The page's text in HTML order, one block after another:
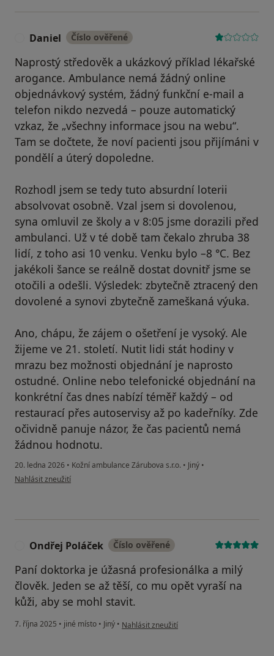
Daniel Číslo ověřené
Naprostý středověk a ukázkový příklad lékařské
arogance. Ambulance nemá žádný online
objednávkový systém, žádný funkční e-mail a
telefon nikdo nezvedá – pouze automatický
vzkaz, že „všechny informace jsou na webu“.
Tam se dočtete, že noví pacienti jsou přijímáni v
pondělí a úterý dopoledne.
Rozhodl jsem se tedy tuto absurdní loterii
absolvovat osobně. Vzal jsem si dovolenou,
syna omluvil ze školy a v 8:05 jsme dorazili před
ambulanci. Už v té době tam čekalo zhruba 38
lidí, z toho asi 10 venku. Venku bylo –8 °C. Bez
jakékoli šance se reálně dostat dovnitř jsme se
otočili a odešli. Výsledek: zbytečně ztracený den
dovolené a synovi zbytečně zameškaná výuka.
Ano, chápu, že zájem o ošetření je vysoký. Ale
žijeme ve 21. století. Nutit lidi stát hodiny v
mrazu bez možnosti objednání je naprosto
ostudné. Online nebo telefonické objednání na
konkrétní čas dnes nabízí téměř každý – od
restaurací přes autoservisy až po kadeřníky. Zde
očividně panuje názor, že čas pacientů nemá
žádnou hodnotu.
20. ledna 2026 • Kožní ambulance Zárubova s.r.o. • Jiný •
podle názoru uživatele Daniel
Nahlásit zneužití
Ondřej Poláček Číslo ověřené
Paní doktorka je úžasná profesionálka a milý
člověk. Jeden se až těší, co mu opět vyraší na
kůži, aby se mohl stavit.
7. října 2025 • jiné místo • Jiný • podle názoru uživatele Ondřej Poláček
Nahlásit zneužití